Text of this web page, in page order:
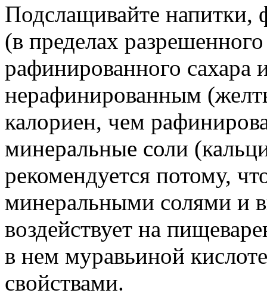
Подслащивайте напитки,
(в пределах
рафинированного сахара
нерафинированным
калориен, чем
минеральные соли
рекомендуется потому,
минеральными солями и
воздействует на
в нем муравьиной
свойствами.